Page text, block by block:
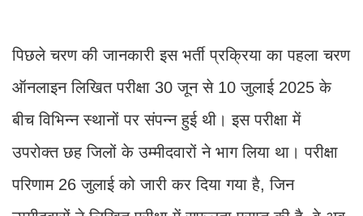
पिछले चरण की जानकारी इस भर्ती प्रक्रिया का पहला चरण
ऑनलाइन लिखित परीक्षा 30 जून से 10 जुलाई 2025 के
बीच विभिन्न स्थानों पर संपन्न हुई थी। इस परीक्षा में
उपरोक्त छह जिलों के उम्मीदवारों ने भाग लिया था। परीक्षा
परिणाम 26 जुलाई को जारी कर दिया गया है, जिन